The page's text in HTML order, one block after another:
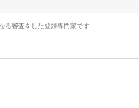
る審査をした登録専門家です